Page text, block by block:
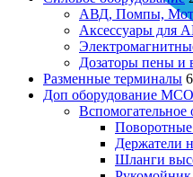
АВД, Помпы,
Аксессуары для
Дозаторы пены и
Разменные терминалы 6
Доп оборудование МСО
Вспомогательное
Поворотные
Держатели
Шланги